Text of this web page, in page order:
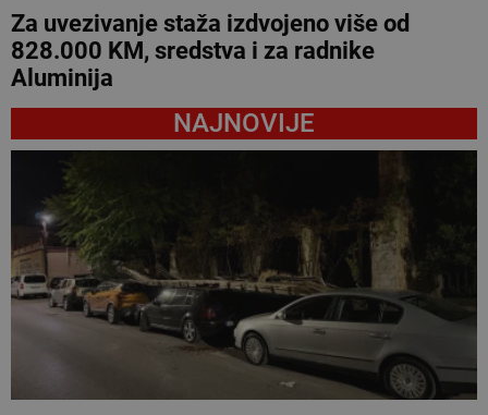
Za uvezivanje staža izdvojeno više od
828.000 KM, sredstva i za radnike
Aluminija
NAJNOVIJE